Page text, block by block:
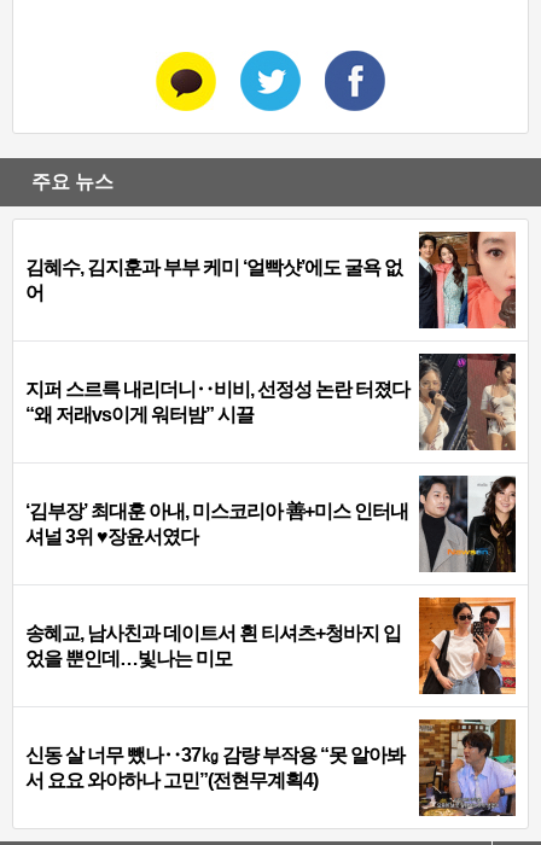
주요 뉴스
김혜수, 김지훈과 부부 케미 ‘얼빡샷’에도 굴욕 없
어
지퍼 스르륵 내리더니‥비비, 선정성 논란 터졌다
“왜 저래vs이게 워터밤” 시끌
‘김부장’ 최대훈 아내, 미스코리아 善+미스 인터내
셔널 3위 ♥장윤서였다
송혜교, 남사친과 데이트서 흰 티셔츠+청바지 입
었을 뿐인데…빛나는 미모
신동 살 너무 뺐나‥37㎏ 감량 부작용 “못 알아봐
서 요요 와야하나 고민”(전현무계획4)